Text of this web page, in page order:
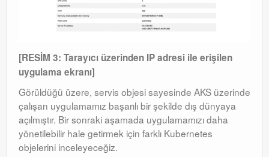
[RESİM 3: Tarayıcı üzerinden IP adresi ile erişilen
uygulama ekranı]
Görüldüğü üzere, servis objesi sayesinde AKS üzerinde
çalışan uygulamamız başarılı bir şekilde dış dünyaya
açılmıştır. Bir sonraki aşamada uygulamamızı daha
yönetilebilir hale getirmek için farklı Kubernetes
objelerini inceleyeceğiz.